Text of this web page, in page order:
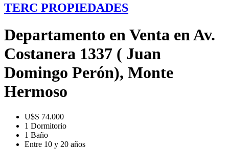
TERC PROPIEDADES
Departamento en Venta en Av.
Costanera 1337 ( Juan
Domingo Perón), Monte
Hermoso
U$S 74.000
1 Dormitorio
1 Baño
Entre 10 y 20 años